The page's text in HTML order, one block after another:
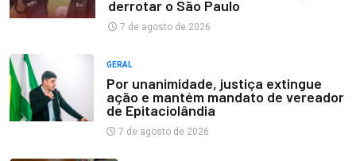
derrotar o São Paulo
7 de agosto de 2026
GERAL
Por unanimidade, justiça extingue
ação e mantém mandato de vereador
de Epitaciolândia
7 de agosto de 2026